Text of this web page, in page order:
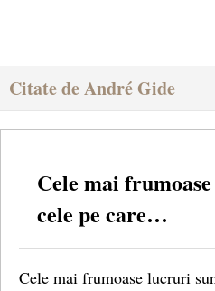
Citate de André Gide
Cele mai
cele pe care…
Cele mai frumoase lucruri